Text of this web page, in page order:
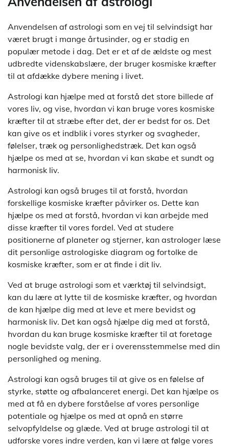
Anvendelsen af astrologi som en vej til selvindsigt har
været brugt i mange årtusinder, og er stadig en
populær metode i dag. Det er et af de ældste og mest
udbredte videnskabslære, der bruger kosmiske kræfter
til at afdække dybere mening i livet.
Astrologi kan hjælpe med at forstå det store billede af
vores liv, og vise, hvordan vi kan bruge vores kosmiske
kræfter til at stræbe efter det, der er bedst for os. Det
kan give os et indblik i vores styrker og svagheder,
følelser, træk og personlighedstræk. Det kan også
hjælpe os med at se, hvordan vi kan skabe et sundt og
harmonisk liv.
Astrologi kan også bruges til at forstå, hvordan
forskellige kosmiske kræfter påvirker os. Dette kan
hjælpe os med at forstå, hvordan vi kan arbejde med
disse kræfter til vores fordel. Ved at studere
positionerne af planeter og stjerner, kan astrologer læse
dit personlige astrologiske diagram og fortolke de
kosmiske kræfter, som er at finde i dit liv.
Ved at bruge astrologi som et værktøj til selvindsigt,
kan du lære at lytte til de kosmiske kræfter, og hvordan
de kan hjælpe dig med at leve et mere bevidst og
harmonisk liv. Det kan også hjælpe dig med at forstå,
hvordan du kan bruge kosmiske kræfter til at foretage
nogle bevidste valg, der er i overensstemmelse med din
personlighed og mening.
Astrologi kan også bruges til at give os en følelse af
styrke, støtte og afbalanceret energi. Det kan hjælpe os
med at få en dybere forståelse af vores personlige
potentiale og hjælpe os med at opnå en større
selvopfyldelse og glæde. Ved at bruge astrologi til at
udforske vores indre verden, kan vi lære at følge vores